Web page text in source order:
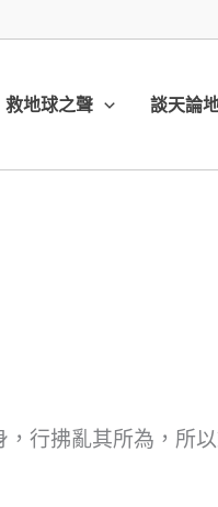
救地球之聲 談天論
行拂亂其所為，所